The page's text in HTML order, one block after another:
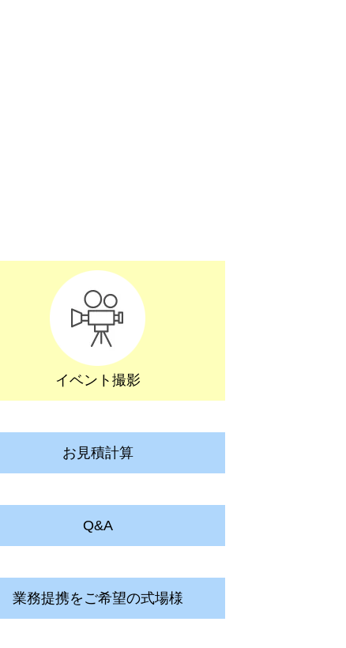
イベント撮影
お見積計算
Q&A
業務提携をご希望の式場様